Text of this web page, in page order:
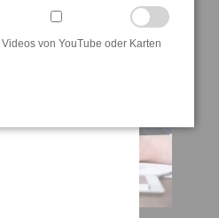
von YouTube oder Karten